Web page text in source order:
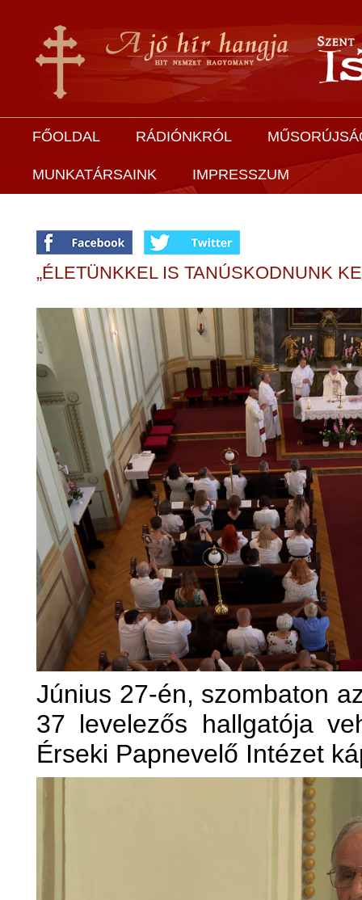
FŐOLDAL RÁDIÓNKRÓL
MUNKATÁRSAINK IMPRESSZUM
„ÉLETÜNKKEL IS TANÚSKODNUNK
Június 27-én, szombaton
37 levelezős hallgatója
Érseki Papnevelő Intézet